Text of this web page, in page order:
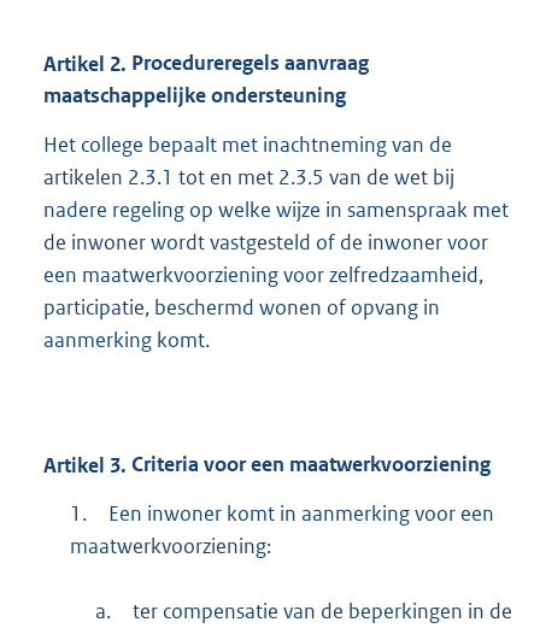
Artikel 2. Procedureregels aanvraag
maatschappelijke ondersteuning
Het college bepaalt met inachtneming van de
artikelen 2.3.1 tot en met 2.3.5 van de wet bij
nadere regeling op welke wijze in samenspraak met
de inwoner wordt vastgesteld of de inwoner voor
een maatwerkvoorziening voor zelfredzaamheid,
participatie, beschermd wonen of opvang in
aanmerking komt.
Artikel 3. Criteria voor een maatwerkvoorziening
1.
Een inwoner komt in aanmerking voor een
maatwerkvoorziening:
a.
ter compensatie van de beperkingen in de